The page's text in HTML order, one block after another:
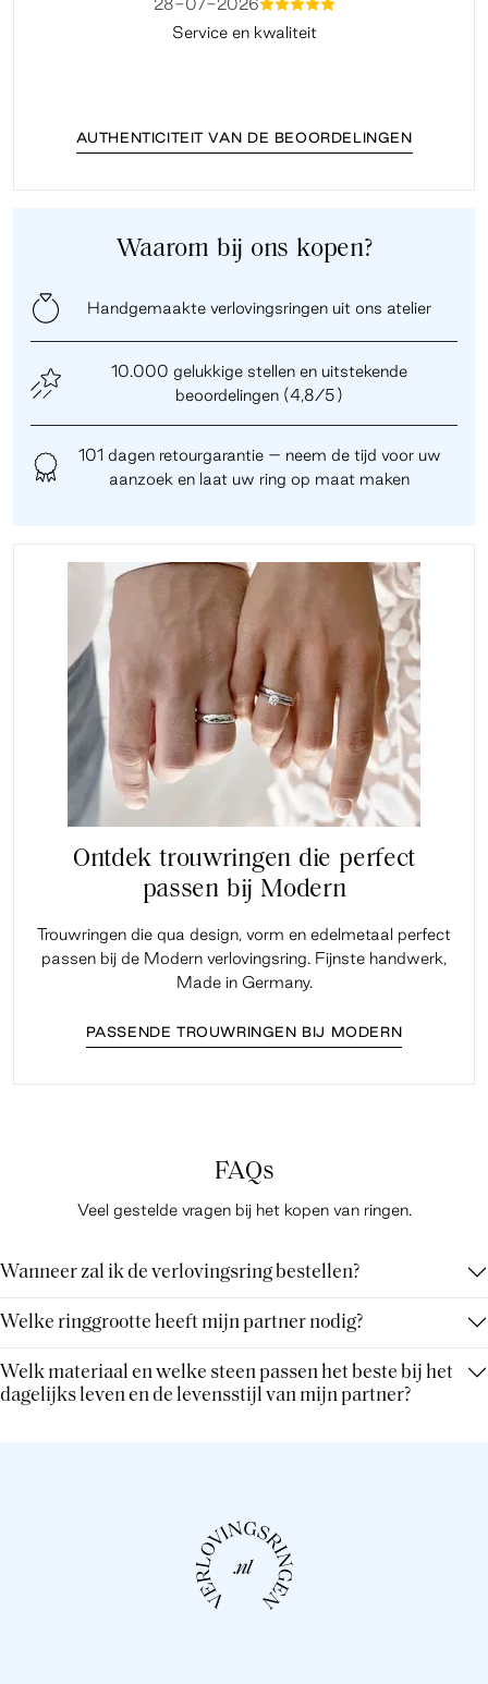
mmmmm
Service en kwaliteit
AUTHENTICITEIT VAN DE BEOORDELINGEN
Waarom bij ons kopen?
Handgemaakte verlovingsringen uit ons atelier
10.000 gelukkige stellen en uitstekende
beoordelingen (4,8/5)
101 dagen retourgarantie – neem de tijd voor uw
aanzoek en laat uw ring op maat maken
Ontdek trouwringen die perfect
passen bij Modern
Trouwringen die qua design, vorm en edelmetaal perfect
passen bij de Modern verlovingsring. Fijnste handwerk,
Made in Germany.
PASSENDE TROUWRINGEN BIJ MODERN
FAQs
Veel gestelde vragen bij het kopen van ringen.
Wanneer zal ik de verlovingsring bestellen?
Welke ringgrootte heeft mijn partner nodig?
Welk materiaal en welke steen passen het beste bij het
dagelijks leven en de levensstijl van mijn partner?